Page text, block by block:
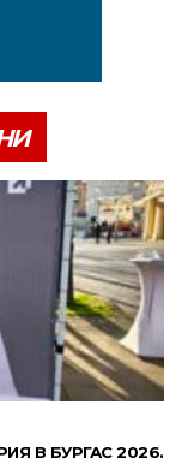
В БУРГАС 2026.